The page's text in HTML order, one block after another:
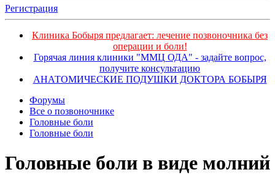
Регистрация
Клиника Бобыря предлагает: лечение позвоночника без
операции и боли!
Горячая линия клиники "ММЦ ОДА" - задайте вопрос,
получите консультацию
АНАТОМИЧЕСКИЕ ПОДУШКИ ДОКТОРА БОБЫРЯ
Форумы
Все о позвоночнике
Головные боли
Головные боли
Головные боли в виде молний